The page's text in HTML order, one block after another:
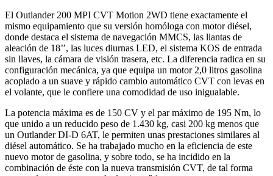
El Outlander 200 MPI CVT Motion 2WD tiene exactamente el
mismo equipamiento que su versión homóloga con motor diésel,
donde destaca el sistema de navegación MMCS, las llantas de
aleación de 18’’, las luces diurnas LED, el sistema KOS de entrada
sin llaves, la cámara de visión trasera, etc. La diferencia radica en su
configuración mecánica, ya que equipa un motor 2,0 litros gasolina
acoplado a un suave y rápido cambio automático CVT con levas en
el volante, que le confiere una comodidad de uso inigualable.
La potencia máxima es de 150 CV y el par máximo de 195 Nm, lo
que unido a un reducido peso de 1.430 kg, casi 200 kg menos que
un Outlander DI-D 6AT, le permiten unas prestaciones similares al
diésel automático. Se ha trabajado mucho en la eficiencia de este
nuevo motor de gasolina, y sobre todo, se ha incidido en la
combinación de éste con la nueva transmisión CVT, de tal forma